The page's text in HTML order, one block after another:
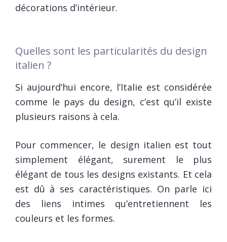
décorations d’intérieur.
Quelles sont les particularités du design
italien ?
Si aujourd’hui encore, l’Italie est considérée
comme le pays du design, c’est qu’il existe
plusieurs raisons à cela.
Pour commencer, le design italien est tout
simplement élégant, surement le plus
élégant de tous les designs existants. Et cela
est dû à ses caractéristiques. On parle ici
des liens intimes qu’entretiennent les
couleurs et les formes.